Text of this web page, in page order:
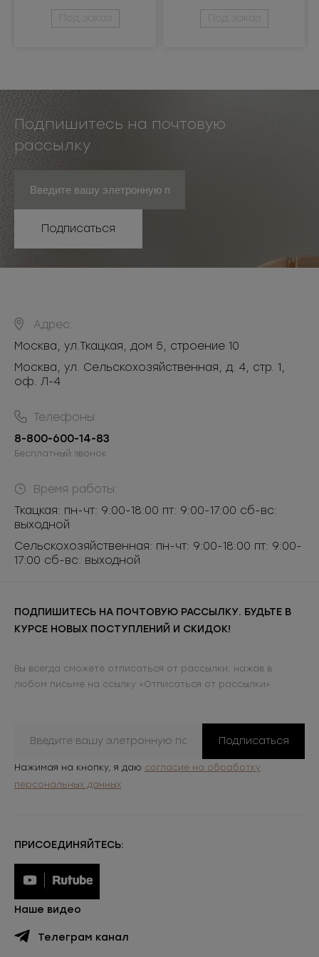
металлизированная
Под заказ
металлизированная
Под заказ
Подпишитесь на почтовую
рассылку
Подписаться
Адрес:
Москва, ул.Ткацкая, дом 5, строение 10
Москва, ул. Сельскохозяйственная, д. 4, стр. 1,
оф. Л-4
Телефоны:
8-800-600-14-83
Бесплатный звонок
Время работы:
Ткацкая: пн-чт: 9:00-18:00 пт: 9:00-17:00 сб-вс:
выходной
Сельскохозяйственная: пн-чт: 9:00-18:00 пт: 9:00-
17:00 сб-вс: выходной
ПОДПИШИТЕСЬ НА ПОЧТОВУЮ РАССЫЛКУ. БУДЬТЕ В
КУРСЕ НОВЫХ ПОСТУПЛЕНИЙ И СКИДОК!
Вы всегда сможете отписаться от рассылки, нажав в
любом письме на ссылку «Отписаться от рассылки»
Подписаться
Нажимая на кнопку, я даю согласие на обработку
персональных данных
ПРИСОЕДИНЯЙТЕСЬ:
Наше видео
Телеграм канал